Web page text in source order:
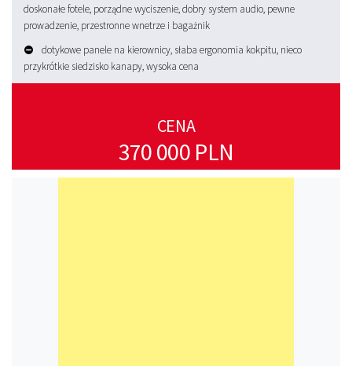
doskonałe fotele, porządne wyciszenie, dobry system audio, pewne
prowadzenie, przestronne wnetrze i bagażnik
dotykowe panele na kierownicy, słaba ergonomia kokpitu, nieco
przykrótkie siedzisko kanapy, wysoka cena
CENA
370 000 PLN